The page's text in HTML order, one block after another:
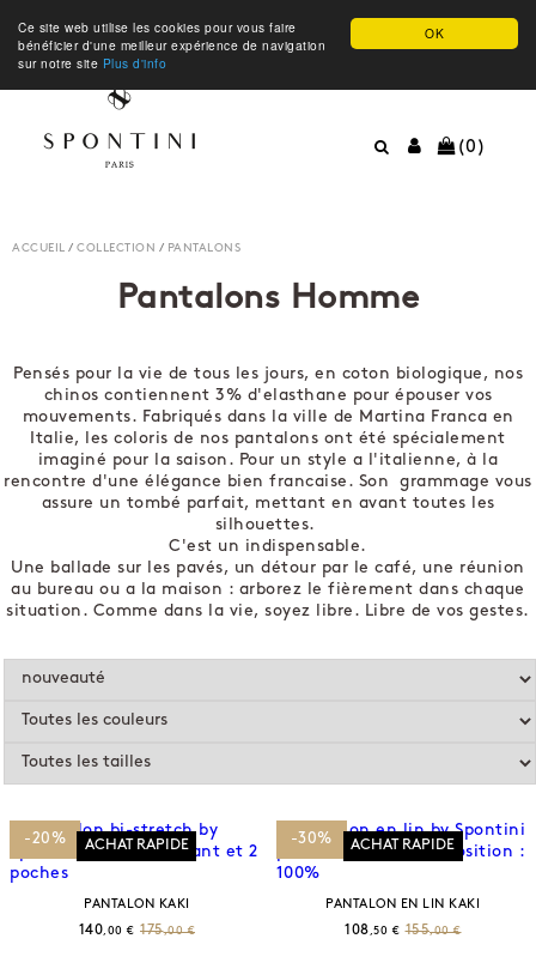
OK
Ce site web utilise les cookies pour vous faire
bénéficier d'une meilleur expérience de navigation
sur notre site Plus d'info
(0)
ACCUEIL / COLLECTION / PANTALONS
Pantalons Homme
Pensés pour la vie de tous les jours, en coton biologique, nos
chinos contiennent 3% d'elasthane pour épouser vos
mouvements. Fabriqués dans la ville de Martina Franca en
Italie, les coloris de nos pantalons ont été spécialement
imaginé pour la saison. Pour un style a l'italienne, à la
rencontre d'une élégance bien francaise. Son grammage vous
assure un tombé parfait, mettant en avant toutes les
silhouettes.
C'est un indispensable.
Une ballade sur les pavés, un détour par le café, une réunion
au bureau ou a la maison : arborez le fièrement dans chaque
situation. Comme dans la vie, soyez libre. Libre de vos gestes.
-20% ACHAT RAPIDE
PANTALON KAKI
140 ,00 € 175,00 €
-30% ACHAT RAPIDE
PANTALON EN LIN KAKI
108 ,50 € 155,00 €